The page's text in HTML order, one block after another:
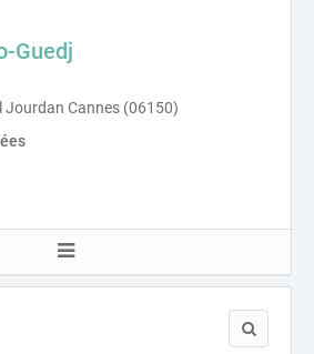
Guedj
Jourdan Cannes (06150)